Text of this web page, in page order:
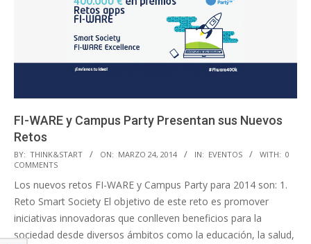
FI-WARE y Campus Party Presentan sus Nuevos
Retos
2014-
03-
24
BY: THINK&START ON: MARZO 24, 2014 IN: EVENTOS WITH: 0
COMMENTS
Los nuevos retos FI-WARE y Campus Party para 2014 son: 1.
Reto Smart Society El objetivo de este reto es promover
iniciativas innovadoras que conlleven beneficios para la
sociedad desde diversos ámbitos como la educación, la salud,